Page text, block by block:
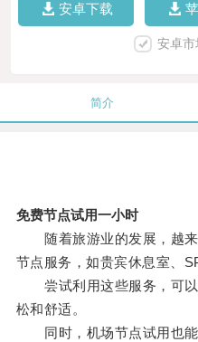
安卓下载
安卓
简介
免费节点试用一小时
随着旅游业的发展，越来
节点服务，如贵宾休息室、
尝试利用这些服务，可以
松和舒适。
同时，机场节点试用也能